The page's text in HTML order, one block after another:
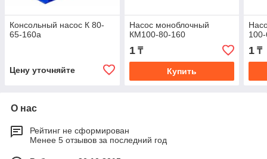
Консольный насос К 80-
65-160а
Цену уточняйте
Насос моноблочный
КМ100-80-160
1₸
Купить
1 ₸
О нас
Рейтинг не сформирован
Менее 5 отзывов за последний год